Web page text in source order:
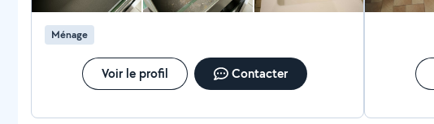
Ménage
Voir le profil Contacter